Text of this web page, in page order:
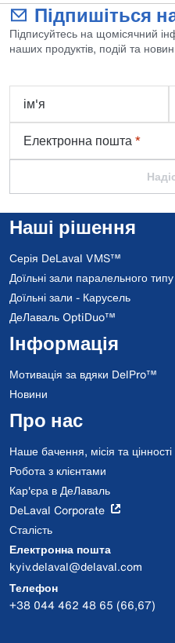
Підпишіться
Підписуйтесь на щомісячний
наших продуктів, подій та
ім'я
Електронна пошта*
Наші рішення
Серія DeLaval VMS™
Доїльні зали паралельного типу
Доїльні зали - Карусель
ДеЛаваль OptiDuo™
Інформація
Мотивація за вдяки DelPro™
Новини
Про нас
Наше бачення, місія та цінності
Робота з клієнтами
Кар'єра в ДеЛаваль
DeLaval Corporate
Сталість
Електронна пошта
kyiv.delaval@delaval.com
Телефон
+38 044 462 48 65 (66,67)